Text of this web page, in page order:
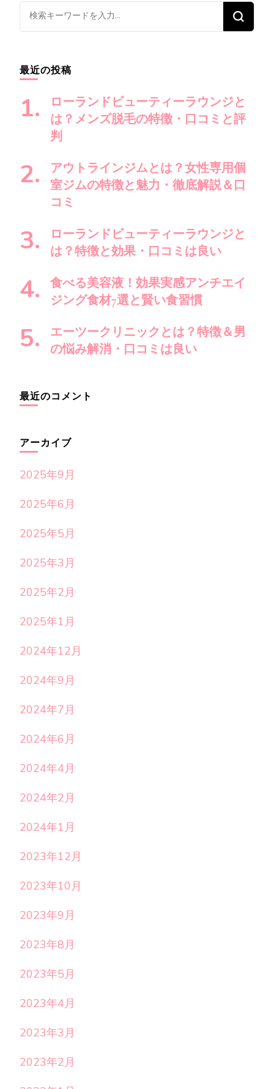
ゲ
ー
ョ
ン
な
に
お
探
し
で
?
最近の投稿
ローランドビューティーラウンジと
は？メンズ脱毛の特徴・口コミと評
判
アウトラインジムとは？女性専用個
室ジムの特徴と魅力・徹底解説＆口
コミ
ローランドビューティーラウンジと
は？特徴と効果・口コミは良い
食べる美容液！効果実感アンチエイ
ジング食材7選と賢い食習慣
エーツークリニックとは？特徴＆男
の悩み解消・口コミは良い
最近のコメント
アーカイブ
2025年9月
2025年6月
2025年5月
2025年3月
2025年2月
2025年1月
2024年12月
2024年9月
2024年7月
2024年6月
2024年4月
2024年2月
2024年1月
2023年12月
2023年10月
2023年9月
2023年8月
2023年5月
2023年4月
2023年3月
2023年2月